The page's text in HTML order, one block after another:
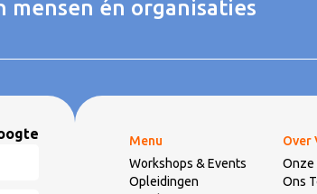
mensen én organisaties
Menu
Workshops & Events
Opleidingen
Over
Onze
Ons